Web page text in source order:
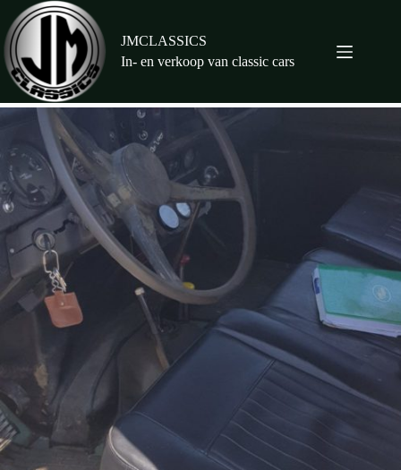
naar
de
inhoud
JMCLASSICS
In- en verkoop van classic cars